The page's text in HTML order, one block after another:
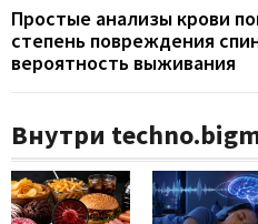
Простые анализы крови
степень повреждения
вероятность выживания
Внутри